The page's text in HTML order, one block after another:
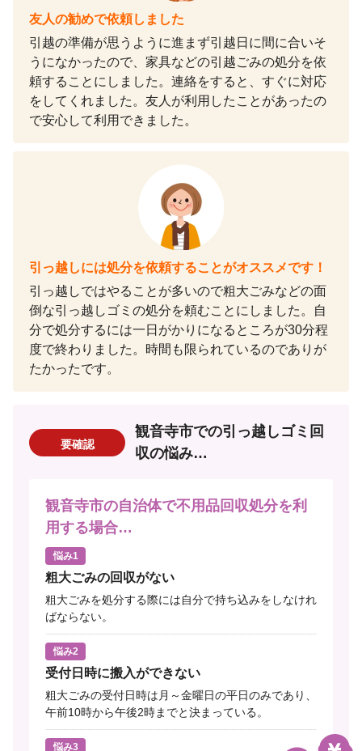
友人の勧めで依頼しました
引越の準備が思うように進まず引越日に間に合いそ
うになかったので、家具などの引越ごみの処分を依
頼することにしました。連絡をすると、すぐに対応
をしてくれました。友人が利用したことがあったの
で安心して利用できました。
引っ越しには処分を依頼することがオススメです！
引っ越しではやることが多いので粗大ごみなどの面
倒な引っ越しゴミの処分を頼むことにしました。自
分で処分するには一日がかりになるところが30分程
度で終わりました。時間も限られているのでありが
たかったです。
要確認
観音寺市での引っ越しゴミ回
収の悩み…
観音寺市の自治体で不用品回収処分を利
用する場合…
悩み1
粗大ごみの回収がない
粗大ごみを処分する際には自分で持ち込みをしなけれ
ばならない。
悩み2
受付日時に搬入ができない
粗大ごみの受付日時は月～金曜日の平日のみであり、
午前10時から午後2時までと決まっている。
悩み3